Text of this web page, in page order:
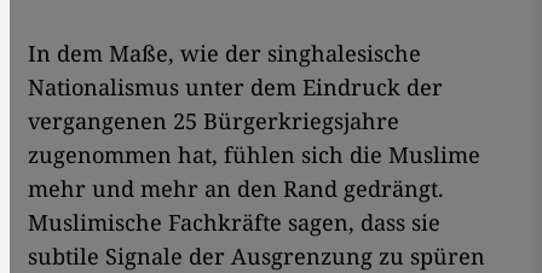
​​In dem Maße, wie der singhalesische
Nationalismus unter dem Eindruck der
vergangenen 25 Bürgerkriegsjahre
zugenommen hat, fühlen sich die Muslime
mehr und mehr an den Rand gedrängt.
Muslimische Fachkräfte sagen, dass sie
subtile Signale der Ausgrenzung zu spüren